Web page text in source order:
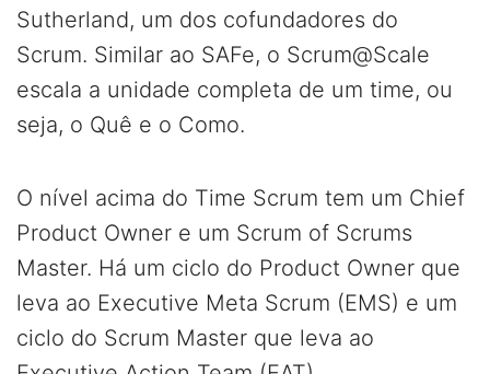
Sutherland, um dos cofundadores do
Scrum. Similar ao SAFe, o Scrum@Scale
escala a unidade completa de um time, ou
seja, o Quê e o Como.
O nível acima do Time Scrum tem um Chief
Product Owner e um Scrum of Scrums
Master. Há um ciclo do Product Owner que
leva ao Executive Meta Scrum (EMS) e um
ciclo do Scrum Master que leva ao